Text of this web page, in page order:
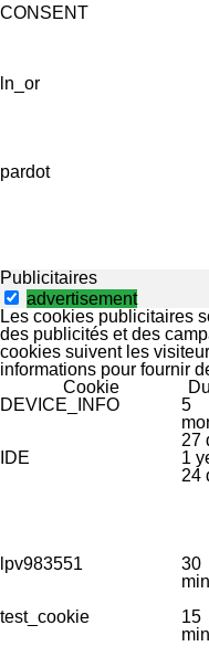
CONSENT
ln_or
pardot
Publicitaires
advertisement
Les cookies publicitaires
des publicités et des
cookies suivent les
informations pour fournir
Cookie
DEVICE_INFO
5
27
IDE
1
24
lpv983551
30
test_cookie
15